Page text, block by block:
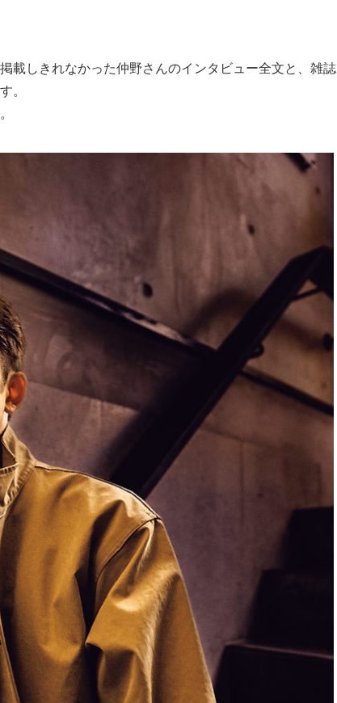
載しきれなかった仲野さんのインタビュー全文と、雑誌
。